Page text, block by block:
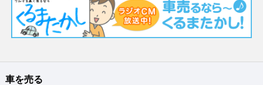
車を売る